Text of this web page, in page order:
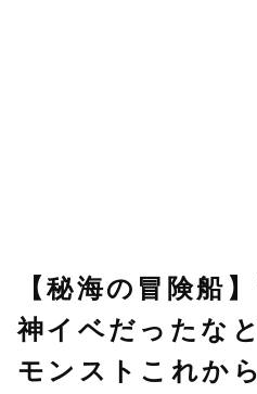
【秘海の冒険船
神イベだったな
モンストこれか